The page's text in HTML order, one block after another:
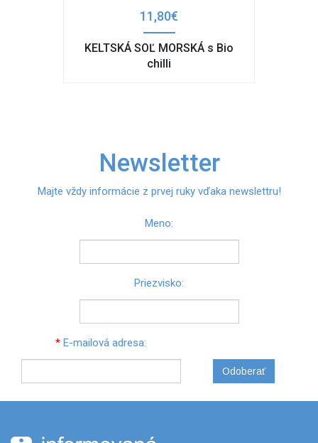
11,80€
KELTSKÁ SOĽ MORSKÁ s Bio
chilli
Newsletter
Majte vždy informácie z prvej ruky vďaka newslettru!
Meno:
Priezvisko:
* E-mailová adresa:
Odoberať